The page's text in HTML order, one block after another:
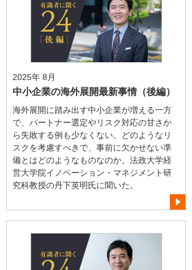
2025年 8月
中小企業の海外展開最新事情（後編）
海外展開に踏み出す中小企業が増える一方
で、パートナー選定やリスク対応の甘さか
ら失敗する例も少なくない。どのようなリ
スクを考慮すべきで、事前に欠かせない準
備とはどのようなものなのか。法政大学経
営大学院イノベーション・マネジメント研
究科教授の丹下英明氏に聞いた。